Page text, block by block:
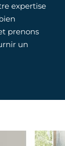
expertise
prenons
un